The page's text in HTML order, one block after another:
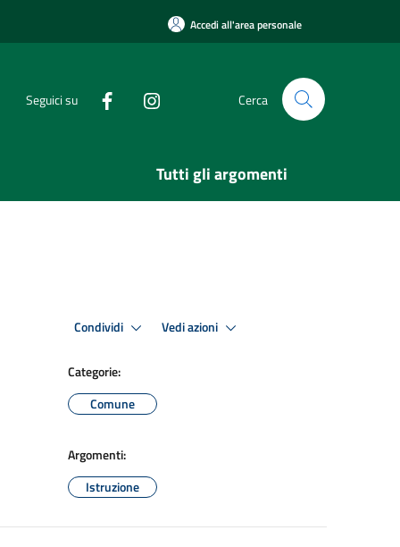
Accedi all'area personale
Seguici su Cerca
Tutti gli argomenti
Condividi Vedi azioni
Categorie:
Comune
Argomenti:
Istruzione